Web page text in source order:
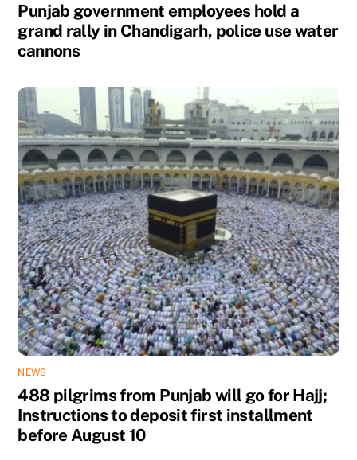
Punjab government employees hold a
grand rally in Chandigarh, police use water
cannons
NEWS
488 pilgrims from Punjab will go for Hajj;
Instructions to deposit first installment
before August 10